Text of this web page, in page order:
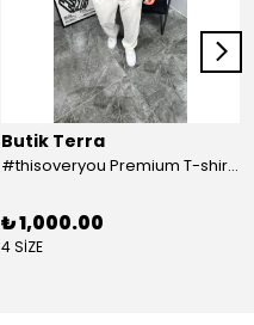
Butik Terra
#thisoveryou Premium T-shirt Kahve
₺ 1,000.00
4 SİZE